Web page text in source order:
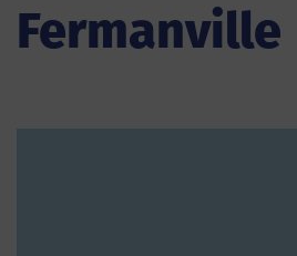
Fermanville